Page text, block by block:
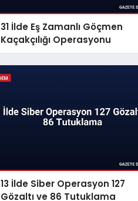
31 İlde Eş Zamanlı Göçmen
Kaçakçılığı Operasyonu
13 İlde Siber Operasyon 127
Gözaltı ve 86 Tutuklama